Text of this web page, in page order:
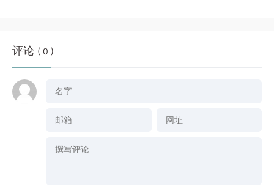
评论 ( 0 )